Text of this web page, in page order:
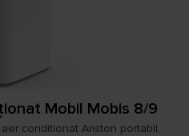
Mobil Mobis 8/9
conditionat Ariston portabil,